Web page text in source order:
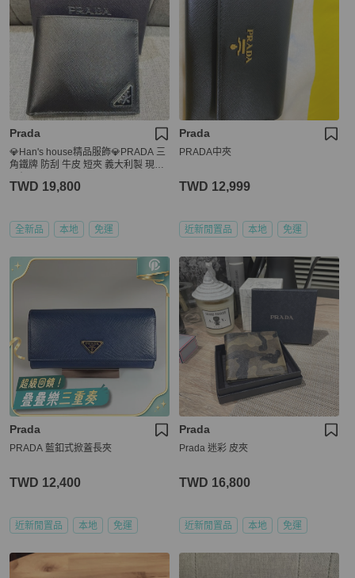
Prada
💎Han's house精品服飾💎PRADA 三
角鐵牌 防刮 牛皮 短夾 義大利製 現貨
TWD 19,800
全新品 本地 免運
Prada
PRADA中夾
TWD 12,999
近新閒置品 本地 免運
Prada
PRADA 藍釦式掀蓋長夾
TWD 12,400
近新閒置品 本地 免運
Prada
Prada 迷彩 皮夾
TWD 16,800
近新閒置品 本地 免運